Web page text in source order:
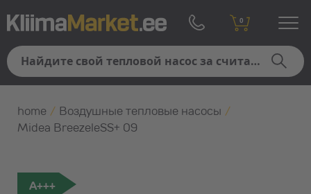
0
home / Воздушные тепловые насосы /
Midea BreezeleSS+ 09
A+++